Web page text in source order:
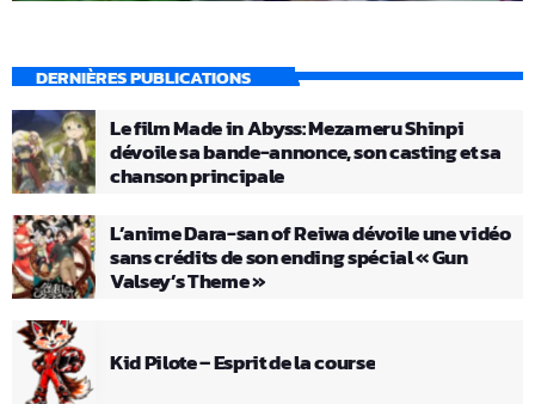
DERNIÈRES PUBLICATIONS
Le film Made in Abyss: Mezameru Shinpi
dévoile sa bande-annonce, son casting et sa
chanson principale
L’anime Dara-san of Reiwa dévoile une vidéo
sans crédits de son ending spécial « Gun
Valsey’s Theme »
Kid Pilote – Esprit de la course